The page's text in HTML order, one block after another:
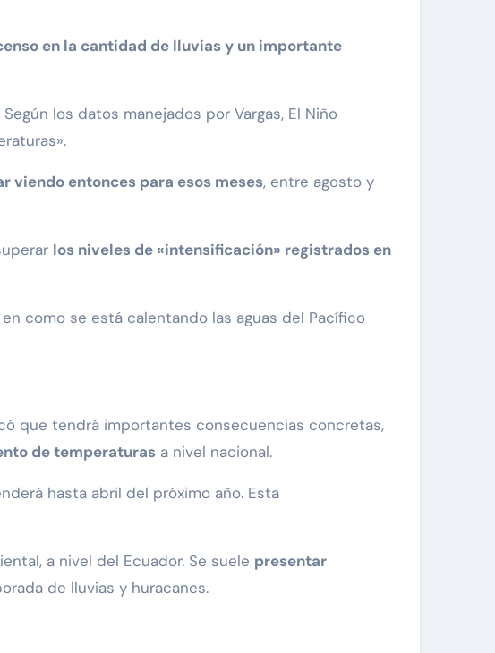
en la cantidad de lluvias y un importante
los datos manejados por Vargas, El Niño
viendo entonces para esos meses, entre agosto y
los niveles de «intensificación» registrados en
como se está calentando las aguas del Pacífico
que tendrá importantes consecuencias concretas,
de temperaturas a nivel nacional.
hasta abril del próximo año. Esta
a nivel del Ecuador. Se suele presentar
de lluvias y huracanes.